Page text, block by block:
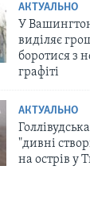
АКТУАЛЬНО
У
виділяє
боротися з
графіті
АКТУАЛЬНО
"дивні
на острів у